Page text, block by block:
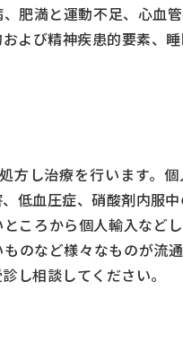
肥満と運動不足、心血
よび精神疾患的要素、
方し治療を行います。
低血圧症、硝酸剤内服
ころから個人輸入など
のなど様々なものが流
し相談してください。